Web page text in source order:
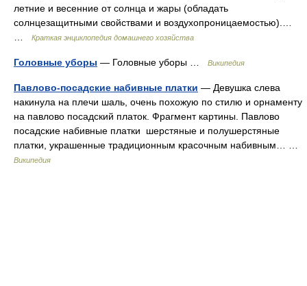
летние и весенние от солнца и жары (обладать
солнцезащитными свойствами и воздухопроницаемостью).…
Краткая энциклопедия домашнего хозяйства
Головные уборы — Головные уборы … Википедия
Павлово-посадские набивные платки — Девушка слева
накинула на плечи шаль, очень похожую по стилю и орнаменту
на павлово посадский платок. Фрагмент картины. Павлово
посадские набивные платки шерстяные и полушерстяные
платки, украшенные традиционным красочным набивным… …
Википедия